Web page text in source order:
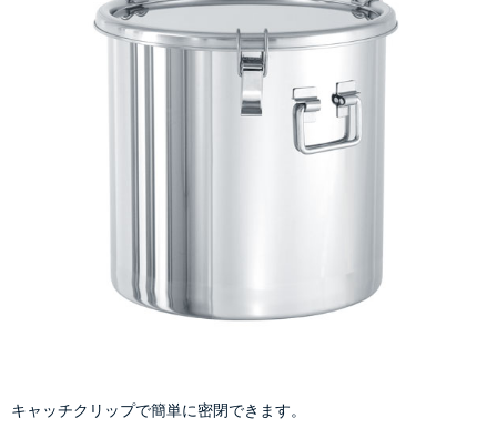
キャッチクリップで簡単に密閉できます。